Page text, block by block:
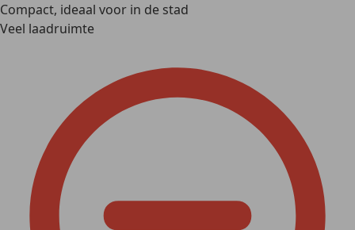
Compact, ideaal voor in de stad
Veel laadruimte